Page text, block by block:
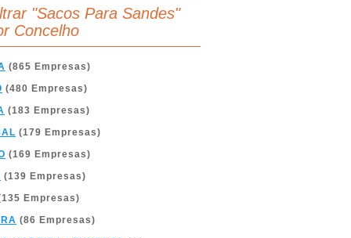
"Sacos Para Sandes"
Concelho
(865 Empresas)
(480 Empresas)
(183 Empresas)
(179 Empresas)
(169 Empresas)
(139 Empresas)
Empresas)
(86 Empresas)